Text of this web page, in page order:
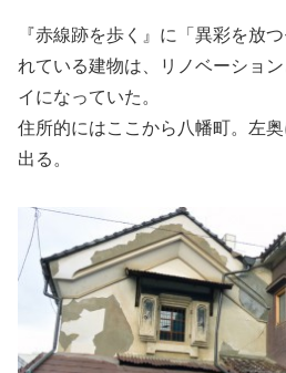
『赤線跡を歩く』に「異彩を放
れている建物は、リノベーショ
イになっていた。
住所的にはここから八幡町。左
出る。